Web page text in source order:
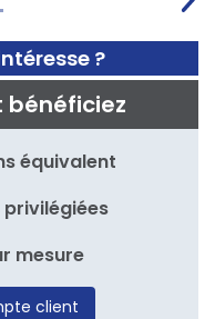
?
bénéficiez
équivalent
mesure
client